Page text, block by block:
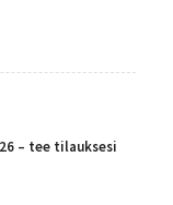
– tee tilauksesi